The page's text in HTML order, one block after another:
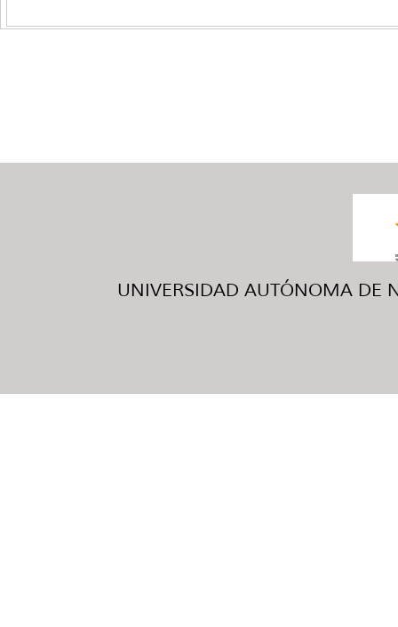
UNIVERSIDAD AUTÓNOMA DE